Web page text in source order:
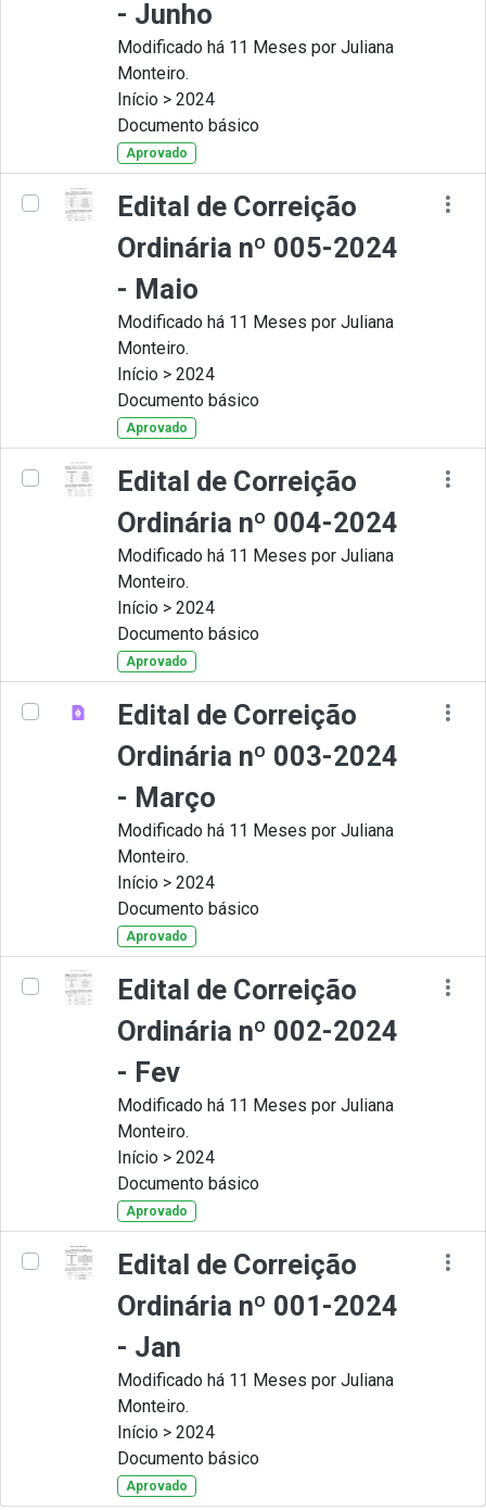
- Junho
Modificado há 11 Meses por Juliana
Monteiro.
Início > 2024
Documento básico
Aprovado
Edital de Correição
Ordinária nº 005-2024
- Maio
Modificado há 11 Meses por Juliana
Monteiro.
Início > 2024
Documento básico
Aprovado
Edital de Correição
Ordinária nº 004-2024
Modificado há 11 Meses por Juliana
Monteiro.
Início > 2024
Documento básico
Aprovado
Edital de Correição
Ordinária nº 003-2024
- Março
Modificado há 11 Meses por Juliana
Monteiro.
Início > 2024
Documento básico
Aprovado
Edital de Correição
Ordinária nº 002-2024
- Fev
Modificado há 11 Meses por Juliana
Monteiro.
Início > 2024
Documento básico
Aprovado
Edital de Correição
Ordinária nº 001-2024
- Jan
Modificado há 11 Meses por Juliana
Monteiro.
Início > 2024
Documento básico
Aprovado